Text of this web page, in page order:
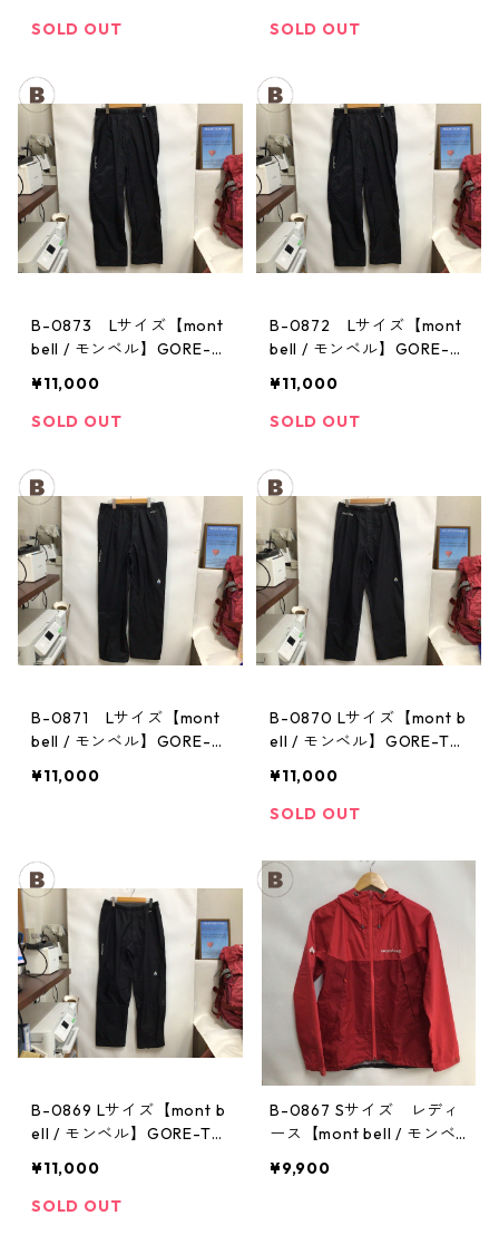
SOLD OUT
SOLD OUT
B-0873 Lサイズ【mont
bell / モンベル】GORE-T
パンツ：メンズBK
¥11,000
SOLD OUT
B-0872 Lサイズ【mont
bell / モンベル】GORE-T
パンツ：メンズBK
¥11,000
SOLD OUT
B-0871 Lサイズ【mont
bell / モンベル】GORE-T
パンツ：メンズBK
¥11,000
B-0870 Lサイズ【mont b
ell / モンベル】GORE-TE
ンツ：メンズBK
¥11,000
SOLD OUT
B-0869 Lサイズ【mont b
ell / モンベル】GORE-TE
ンツ：メンズBK
¥11,000
SOLD OUT
B-0867 Sサイズ レディ
ース【mont bell / モンベ
ジャケット： レディース
¥9,900